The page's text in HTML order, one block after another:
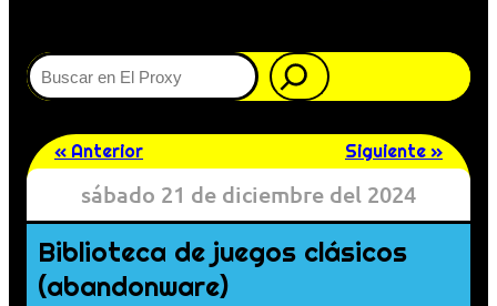
Buscar
« Anterior Siguiente »
sábado 21 de diciembre del 2024
Biblioteca de juegos clásicos
(abandonware)